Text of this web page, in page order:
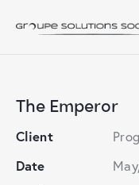
The Emperor
Client
Date